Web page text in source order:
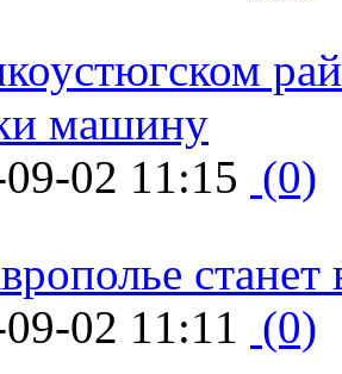
машину
02 11:15 (0)
02 11:11 (0)